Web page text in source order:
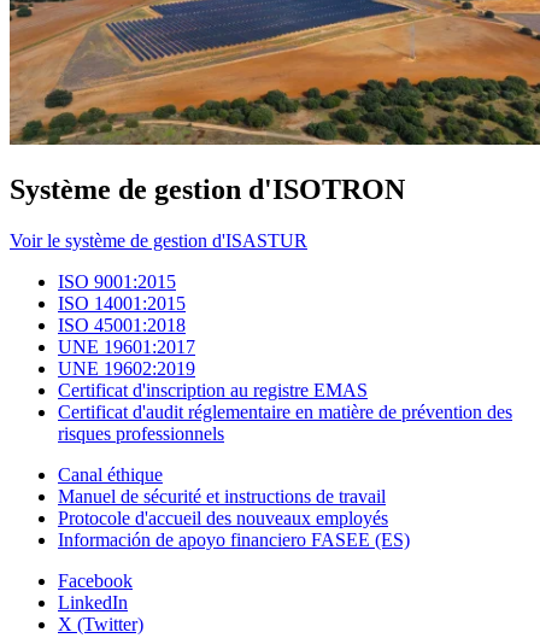
Système de gestion d'ISOTRON
Voir le système de gestion d'ISASTUR
ISO 9001:2015
ISO 14001:2015
ISO 45001:2018
UNE 19601:2017
UNE 19602:2019
Certificat d'inscription au registre EMAS
Certificat d'audit réglementaire en matière de prévention des
risques professionnels
Canal éthique
Manuel de sécurité et instructions de travail
Protocole d'accueil des nouveaux employés
Información de apoyo financiero FASEE (ES)
Facebook
LinkedIn
X (Twitter)